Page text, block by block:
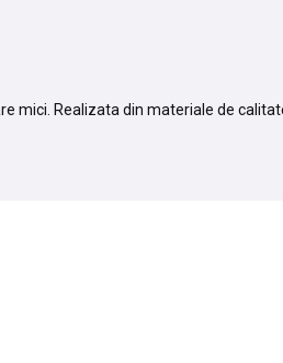
mici. Realizata din materiale de